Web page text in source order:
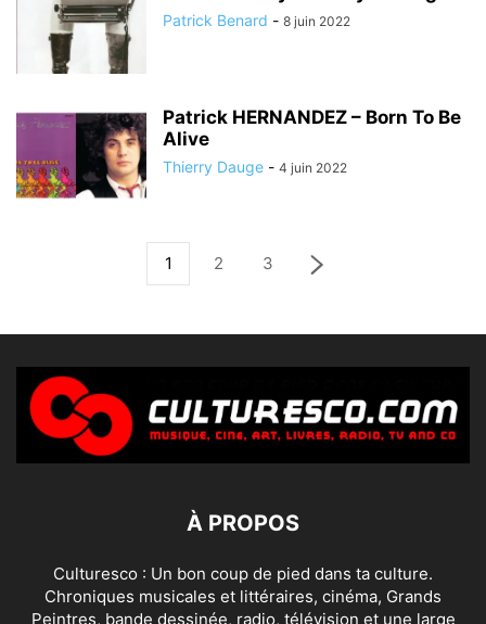
Patrick Benard - 8 juin 2022
Patrick HERNANDEZ – Born To Be
Alive
Thierry Dauge - 4 juin 2022
1 2 3
À PROPOS
Culturesco : Un bon coup de pied dans ta culture.
Chroniques musicales et littéraires, cinéma, Grands
Peintres, bande dessinée, radio, télévision et une large